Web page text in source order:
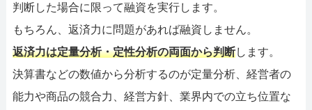
判断した場合に限って融資を実行します。
もちろん、返済力に問題があれば融資しません。
返済力は定量分析・定性分析の両面から判断します。
決算書などの数値から分析するのが定量分析、経営者の
能力や商品の競合力、経営方針、業界内での立ち位置な